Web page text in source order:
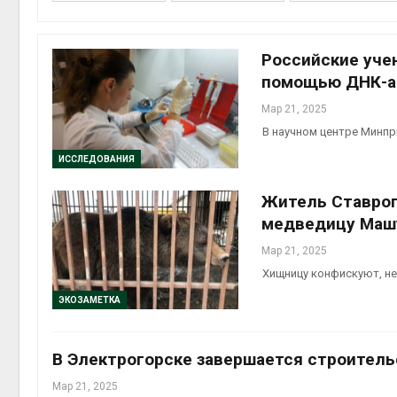
ИССЛЕДОВАНИЯ
Российские
помощью ДНК-
Мар 21, 2025
В научном центре
ЭКОЗАМЕТКА
Житель
медведицу
Мар 21, 2025
Хищницу конфискуют,
В Электрогорске завершается
Мар 21, 2025
Авг 7,